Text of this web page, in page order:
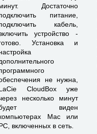
Достаточно
питание,
кабель,
устройство -
Установка и
не нужна,
CloudBox уже
несколько минут
виден
Mac или
включенных в сеть.